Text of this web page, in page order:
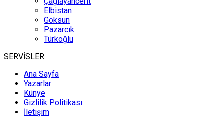
Elbistan
Göksun
Pazarcık
Türkoğlu
SERVİSLER
Ana Sayfa
Yazarlar
Künye
Gizlilik Politikası
İletişim